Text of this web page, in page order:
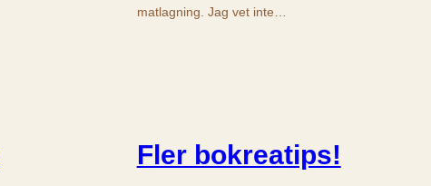
matlagning. Jag vet inte…
Fler bokreatips!